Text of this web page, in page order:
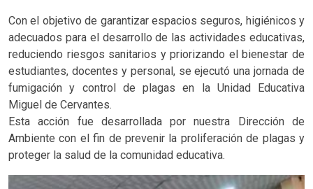
Con el objetivo de garantizar espacios seguros, higiénicos y
adecuados para el desarrollo de las actividades educativas,
reduciendo riesgos sanitarios y priorizando el bienestar de
estudiantes, docentes y personal, se ejecutó una jornada de
fumigación y control de plagas en la Unidad Educativa
Miguel de Cervantes.
Esta acción fue desarrollada por nuestra Dirección de
Ambiente con el fin de prevenir la proliferación de plagas y
proteger la salud de la comunidad educativa.